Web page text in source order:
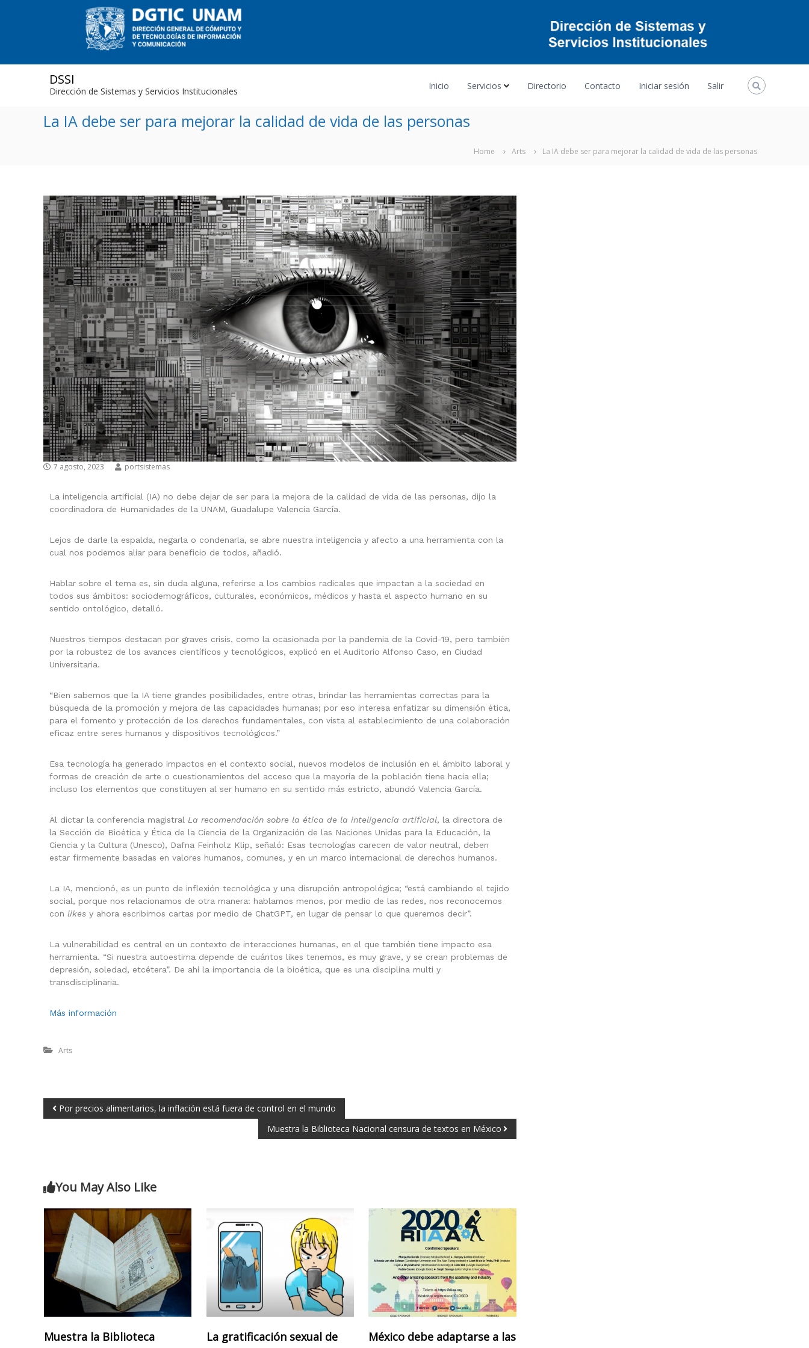
DSSI
Dirección de Sistemas y Servicios Institucionales Inicio Servicios Directorio Contacto Iniciar sesión Salir
La IA debe ser para mejorar la calidad de vida de las personas
Home Arts La IA debe ser para mejorar la calidad de vida de las personas
7 agosto, 2023 portsistemas
La inteligencia artificial (IA) no debe dejar de ser para la mejora de la calidad de vida de las personas, dijo la
coordinadora de Humanidades de la UNAM, Guadalupe Valencia García.
Lejos de darle la espalda, negarla o condenarla, se abre nuestra inteligencia y afecto a una herramienta con la
cual nos podemos aliar para beneficio de todos, añadió.
Hablar sobre el tema es, sin duda alguna, referirse a los cambios radicales que impactan a la sociedad en
todos sus ámbitos: sociodemográficos, culturales, económicos, médicos y hasta el aspecto humano en su
sentido ontológico, detalló.
Nuestros tiempos destacan por graves crisis, como la ocasionada por la pandemia de la Covid-19, pero también
por la robustez de los avances científicos y tecnológicos, explicó en el Auditorio Alfonso Caso, en Ciudad
Universitaria.
“Bien sabemos que la IA tiene grandes posibilidades, entre otras, brindar las herramientas correctas para la
búsqueda de la promoción y mejora de las capacidades humanas; por eso interesa enfatizar su dimensión ética,
para el fomento y protección de los derechos fundamentales, con vista al establecimiento de una colaboración
eficaz entre seres humanos y dispositivos tecnológicos.”
Esa tecnología ha generado impactos en el contexto social, nuevos modelos de inclusión en el ámbito laboral y
formas de creación de arte o cuestionamientos del acceso que la mayoría de la población tiene hacia ella;
incluso los elementos que constituyen al ser humano en su sentido más estricto, abundó Valencia García.
Al dictar la conferencia magistral La recomendación sobre la ética de la inteligencia artificial, la directora de
la Sección de Bioética y Ética de la Ciencia de la Organización de las Naciones Unidas para la Educación, la
Ciencia y la Cultura (Unesco), Dafna Feinholz Klip, señaló: Esas tecnologías carecen de valor neutral, deben
estar firmemente basadas en valores humanos, comunes, y en un marco internacional de derechos humanos.
La IA, mencionó, es un punto de inflexión tecnológica y una disrupción antropológica; “está cambiando el tejido
social, porque nos relacionamos de otra manera: hablamos menos, por medio de las redes, nos reconocemos
con likes y ahora escribimos cartas por medio de ChatGPT, en lugar de pensar lo que queremos decir”.
La vulnerabilidad es central en un contexto de interacciones humanas, en el que también tiene impacto esa
herramienta. “Si nuestra autoestima depende de cuántos likes tenemos, es muy grave, y se crean problemas de
depresión, soledad, etcétera”. De ahí la importancia de la bioética, que es una disciplina multi y
transdisciplinaria.
Más información
Arts
Por precios alimentarios, la inflación está fuera de control en el mundo
Muestra la Biblioteca Nacional censura de textos en México
You May Also Like
Muestra la Biblioteca
La gratificación sexual de
México debe adaptarse a las